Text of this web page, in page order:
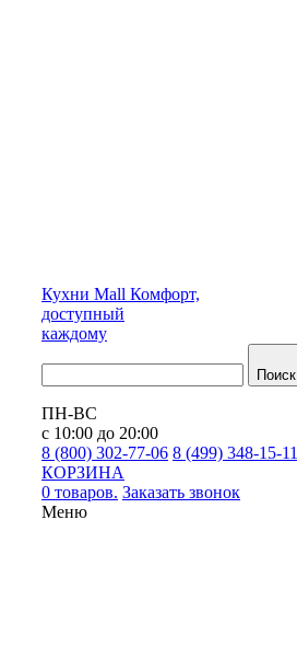
Кухни Mall Комфорт,
доступный
каждому
Поиск
ПН-ВС
с 10:00 до 20:00
8 (800) 302-77-06 8 (499) 348-15-11
КОРЗИНА
0 товаров. Заказать звонок
Меню